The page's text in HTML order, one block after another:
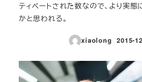
ティベートされた数なので、より実
かと思われる。
xiaolong
投稿日
2015-